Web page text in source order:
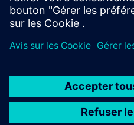
En savoir plus